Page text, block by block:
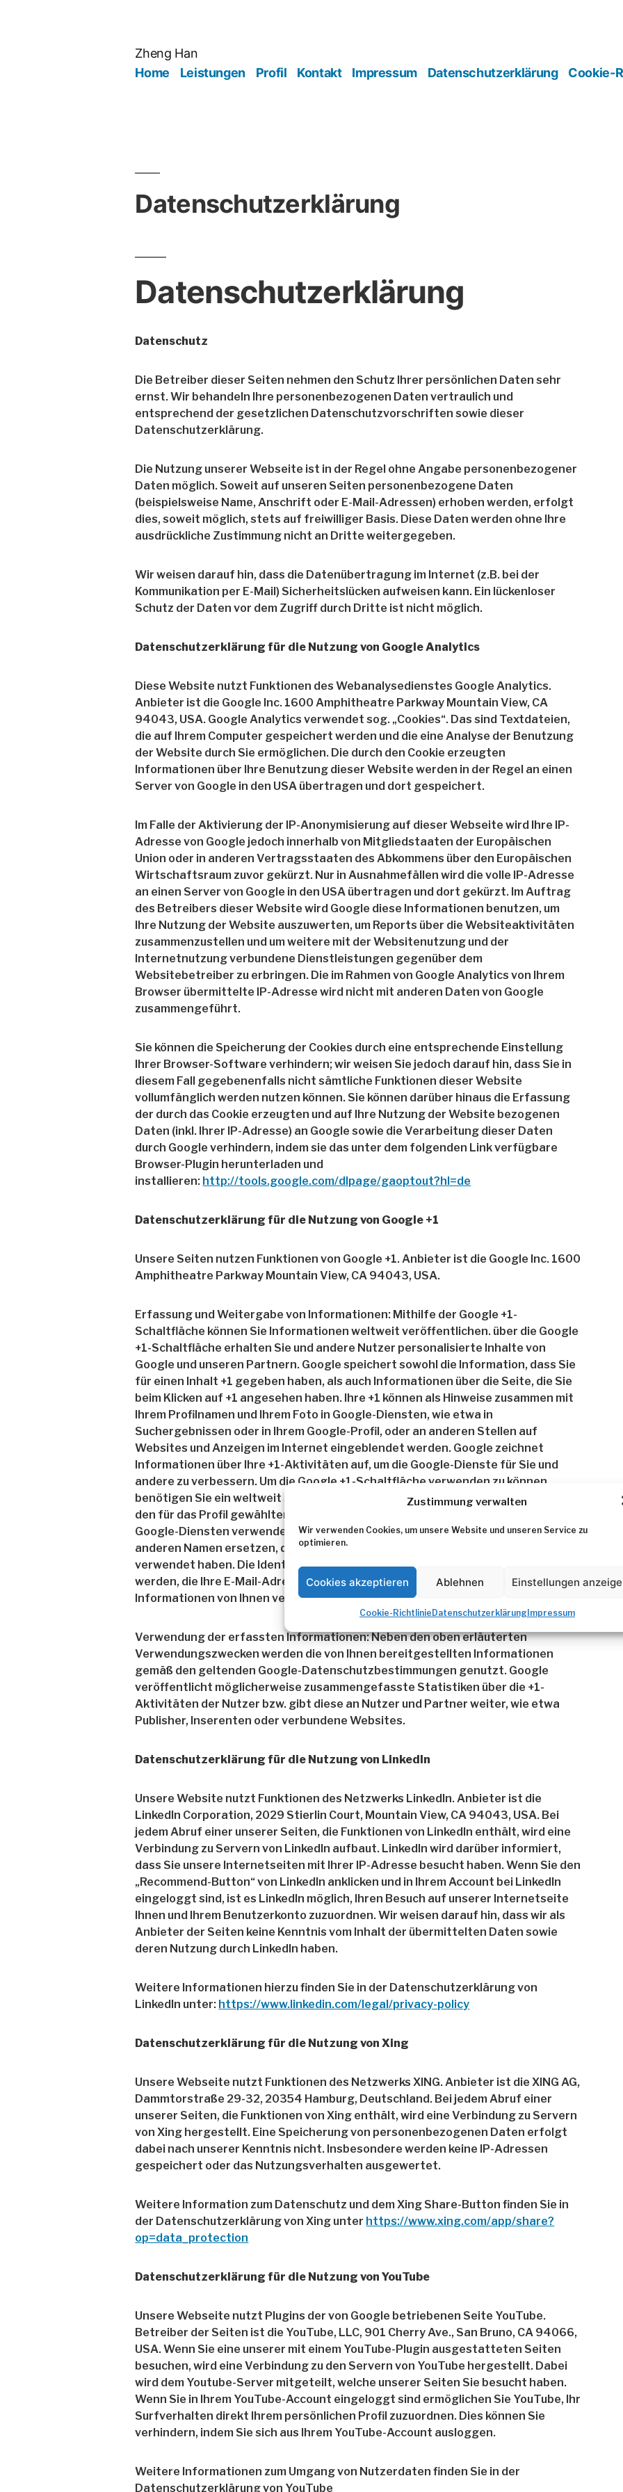
Zustimmung verwalten
Wir verwenden Cookies, um unsere Website und unseren Service zu
optimieren.
Cookies akzeptieren Ablehnen Einstellungen
Cookie-Richtlinie Datenschutzerklärung Impressum
Zheng Han
Home
Leistungen Profil Kontakt Impressum Datenschutzerklärung Cookie-
Datenschutzerklärung
Datenschutzerklärung
Datenschutz
Die Betreiber dieser Seiten nehmen den Schutz Ihrer persönlichen Daten sehr
ernst. Wir behandeln Ihre personenbezogenen Daten vertraulich und
entsprechend der gesetzlichen Datenschutzvorschriften sowie dieser
Datenschutzerklärung.
Die Nutzung unserer Webseite ist in der Regel ohne Angabe personenbezogener
Daten möglich. Soweit auf unseren Seiten personenbezogene Daten
(beispielsweise Name, Anschrift oder E-Mail-Adressen) erhoben werden, erfolgt
dies, soweit möglich, stets auf freiwilliger Basis. Diese Daten werden ohne Ihre
ausdrückliche Zustimmung nicht an Dritte weitergegeben.
Wir weisen darauf hin, dass die Datenübertragung im Internet (z.B. bei der
Kommunikation per E-Mail) Sicherheitslücken aufweisen kann. Ein lückenloser
Schutz der Daten vor dem Zugriff durch Dritte ist nicht möglich.
Datenschutzerklärung für die Nutzung von Google Analytics
Diese Website nutzt Funktionen des Webanalysedienstes Google Analytics.
Anbieter ist die Google Inc. 1600 Amphitheatre Parkway Mountain View, CA
94043, USA. Google Analytics verwendet sog. „Cookies“. Das sind Textdateien,
die auf Ihrem Computer gespeichert werden und die eine Analyse der Benutzung
der Website durch Sie ermöglichen. Die durch den Cookie erzeugten
Informationen über Ihre Benutzung dieser Website werden in der Regel an einen
Server von Google in den USA übertragen und dort gespeichert.
Im Falle der Aktivierung der IP-Anonymisierung auf dieser Webseite wird Ihre IP-
Adresse von Google jedoch innerhalb von Mitgliedstaaten der Europäischen
Union oder in anderen Vertragsstaaten des Abkommens über den Europäischen
Wirtschaftsraum zuvor gekürzt. Nur in Ausnahmefällen wird die volle IP-Adresse
an einen Server von Google in den USA übertragen und dort gekürzt. Im Auftrag
des Betreibers dieser Website wird Google diese Informationen benutzen, um
Ihre Nutzung der Website auszuwerten, um Reports über die Websiteaktivitäten
zusammenzustellen und um weitere mit der Websitenutzung und der
Internetnutzung verbundene Dienstleistungen gegenüber dem
Websitebetreiber zu erbringen. Die im Rahmen von Google Analytics von Ihrem
Browser übermittelte IP-Adresse wird nicht mit anderen Daten von Google
zusammengeführt.
Sie können die Speicherung der Cookies durch eine entsprechende Einstellung
Ihrer Browser-Software verhindern; wir weisen Sie jedoch darauf hin, dass Sie in
diesem Fall gegebenenfalls nicht sämtliche Funktionen dieser Website
vollumfänglich werden nutzen können. Sie können darüber hinaus die Erfassung
der durch das Cookie erzeugten und auf Ihre Nutzung der Website bezogenen
Daten (inkl. Ihrer IP-Adresse) an Google sowie die Verarbeitung dieser Daten
durch Google verhindern, indem sie das unter dem folgenden Link verfügbare
Browser-Plugin herunterladen und
installieren: http://tools.google.com/dlpage/gaoptout?hl=de
Datenschutzerklärung für die Nutzung von Google +1
Unsere Seiten nutzen Funktionen von Google +1. Anbieter ist die Google Inc. 1600
Amphitheatre Parkway Mountain View, CA 94043, USA.
Erfassung und Weitergabe von Informationen: Mithilfe der Google +1-
Schaltfläche können Sie Informationen weltweit veröffentlichen. über die Google
+1-Schaltfläche erhalten Sie und andere Nutzer personalisierte Inhalte von
Google und unseren Partnern. Google speichert sowohl die Information, dass Sie
für einen Inhalt +1 gegeben haben, als auch Informationen über die Seite, die Sie
beim Klicken auf +1 angesehen haben. Ihre +1 können als Hinweise zusammen mit
Ihrem Profilnamen und Ihrem Foto in Google-Diensten, wie etwa in
Suchergebnissen oder in Ihrem Google-Profil, oder an anderen Stellen auf
Websites und Anzeigen im Internet eingeblendet werden. Google zeichnet
Informationen über Ihre +1-Aktivitäten auf, um die Google-Dienste für Sie und
andere zu verbessern. Um die Google +1-Schaltfläche verwenden zu können,
benötigen Sie ein weltweit sichtbares, öffentliches Google-Profil, das zumindest
den für das Profil gewählten Namen enthalten muss. Dieser Name wird in allen
Google-Diensten verwendet. In manchen Fällen kann dieser Name auch einen
anderen Namen ersetzen, den Sie beim Teilen von Inhalten über Ihr Google-Konto
verwendet haben. Die Identität Ihres Google- Profils kann Nutzern angezeigt
werden, die Ihre E-Mail-Adresse kennen oder über andere identifizierende
Informationen von Ihnen verfügen.
Verwendung der erfassten Informationen: Neben den oben erläuterten
Verwendungszwecken werden die von Ihnen bereitgestellten Informationen
gemäß den geltenden Google-Datenschutzbestimmungen genutzt. Google
veröffentlicht möglicherweise zusammengefasste Statistiken über die +1-
Aktivitäten der Nutzer bzw. gibt diese an Nutzer und Partner weiter, wie etwa
Publisher, Inserenten oder verbundene Websites.
Datenschutzerklärung für die Nutzung von LinkedIn
Unsere Website nutzt Funktionen des Netzwerks LinkedIn. Anbieter ist die
LinkedIn Corporation, 2029 Stierlin Court, Mountain View, CA 94043, USA. Bei
jedem Abruf einer unserer Seiten, die Funktionen von LinkedIn enthält, wird eine
Verbindung zu Servern von LinkedIn aufbaut. LinkedIn wird darüber informiert,
dass Sie unsere Internetseiten mit Ihrer IP-Adresse besucht haben. Wenn Sie den
„Recommend-Button“ von LinkedIn anklicken und in Ihrem Account bei LinkedIn
eingeloggt sind, ist es LinkedIn möglich, Ihren Besuch auf unserer Internetseite
Ihnen und Ihrem Benutzerkonto zuzuordnen. Wir weisen darauf hin, dass wir als
Anbieter der Seiten keine Kenntnis vom Inhalt der übermittelten Daten sowie
deren Nutzung durch LinkedIn haben.
Weitere Informationen hierzu finden Sie in der Datenschutzerklärung von
LinkedIn unter: https://www.linkedin.com/legal/privacy-policy
Datenschutzerklärung für die Nutzung von Xing
Unsere Webseite nutzt Funktionen des Netzwerks XING. Anbieter ist die XING AG,
Dammtorstraße 29-32, 20354 Hamburg, Deutschland. Bei jedem Abruf einer
unserer Seiten, die Funktionen von Xing enthält, wird eine Verbindung zu Servern
von Xing hergestellt. Eine Speicherung von personenbezogenen Daten erfolgt
dabei nach unserer Kenntnis nicht. Insbesondere werden keine IP-Adressen
gespeichert oder das Nutzungsverhalten ausgewertet.
Weitere Information zum Datenschutz und dem Xing Share-Button finden Sie in
der Datenschutzerklärung von Xing unter https://www.xing.com/app/share?
op=data_protection
Datenschutzerklärung für die Nutzung von YouTube
Unsere Webseite nutzt Plugins der von Google betriebenen Seite YouTube.
Betreiber der Seiten ist die YouTube, LLC, 901 Cherry Ave., San Bruno, CA 94066,
USA. Wenn Sie eine unserer mit einem YouTube-Plugin ausgestatteten Seiten
besuchen, wird eine Verbindung zu den Servern von YouTube hergestellt. Dabei
wird dem Youtube-Server mitgeteilt, welche unserer Seiten Sie besucht haben.
Wenn Sie in Ihrem YouTube-Account eingeloggt sind ermöglichen Sie YouTube, Ihr
Surfverhalten direkt Ihrem persönlichen Profil zuzuordnen. Dies können Sie
verhindern, indem Sie sich aus Ihrem YouTube-Account ausloggen.
Weitere Informationen zum Umgang von Nutzerdaten finden Sie in der
Datenschutzerklärung von YouTube